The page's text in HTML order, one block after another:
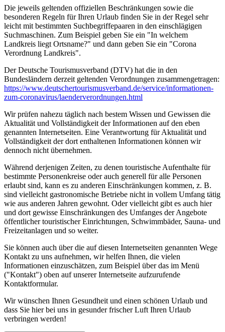
Die jeweils geltenden offiziellen Beschränkungen sowie die
besonderen Regeln für Ihren Urlaub finden Sie in der Regel sehr
leicht mit bestimmten Suchbegriffepaaren in den einschlägigen
Suchmaschinen. Zum Beispiel geben Sie ein "In welchem
Landkreis liegt Ortsname?" und dann geben Sie ein "Corona
Verordnung Landkreis".
Der Deutsche Tourismusverband (DTV) hat die in den
Bundesländern derzeit geltenden Verordnungen zusammengetragen:
https://www.deutscher­tourismusverband.de/­service/­informationen-
zum-coronavirus/­laenderverordnungen.html
Wir prüfen nahezu täglich nach bestem Wissen und Gewissen die
Aktualität und Vollständigkeit der Informationen auf den eben
genannten Internetseiten. Eine Verantwortung für Aktualität und
Vollständigkeit der dort enthaltenen Informationen können wir
dennoch nicht übernehmen.
Während derjenigen Zeiten, zu denen touristische Aufenthalte für
bestimmte Personenkreise oder auch generell für alle Personen
erlaubt sind, kann es zu anderen Einschränkungen kommen, z. B.
sind vielleicht gastronomische Betriebe nicht in vollem Umfang tätig
wie aus anderen Jahren gewohnt. Oder vielleicht gibt es auch hier
und dort gewisse Einschränkungen des Umfanges der Angebote
öffentlicher touristischer Einrichtungen, Schwimmbäder, Sauna- und
Freizeitanlagen und so weiter.
Sie können auch über die auf diesen Internetseiten genannten Wege
Kontakt zu uns aufnehmen, wir helfen Ihnen, die vielen
Informationen einzuschätzen, zum Beispiel über das im Menü
("Kontakt") oben auf unserer Internetseite aufzurufende
Kontaktformular.
Wir wünschen Ihnen Gesundheit und einen schönen Urlaub und
dass Sie hier bei uns in gesunder frischer Luft Ihren Urlaub
verbringen werden!